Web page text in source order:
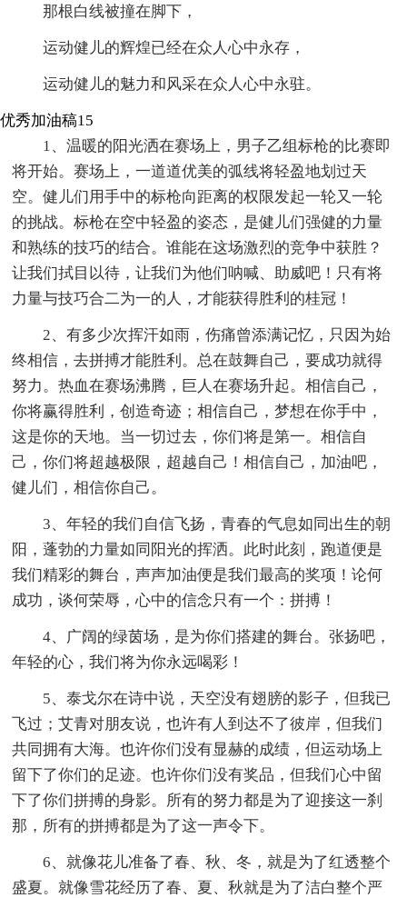
那根白线被撞在脚下，
运动健儿的辉煌已经在众人心中永存，
运动健儿的魅力和风采在众人心中永驻。
优秀加油稿15
1、温暖的阳光洒在赛场上，男子乙组标枪的比赛即
将开始。赛场上，一道道优美的弧线将轻盈地划过天
空。健儿们用手中的标枪向距离的权限发起一轮又一轮
的挑战。标枪在空中轻盈的姿态，是健儿们强健的力量
和熟练的技巧的结合。谁能在这场激烈的竞争中获胜？
让我们拭目以待，让我们为他们呐喊、助威吧！只有将
力量与技巧合二为一的人，才能获得胜利的桂冠！
2、有多少次挥汗如雨，伤痛曾添满记忆，只因为始
终相信，去拼搏才能胜利。总在鼓舞自己，要成功就得
努力。热血在赛场沸腾，巨人在赛场升起。相信自己，
你将赢得胜利，创造奇迹；相信自己，梦想在你手中，
这是你的天地。当一切过去，你们将是第一。相信自
己，你们将超越极限，超越自己！相信自己，加油吧，
健儿们，相信你自己。
3、年轻的我们自信飞扬，青春的气息如同出生的朝
阳，蓬勃的力量如同阳光的挥洒。此时此刻，跑道便是
我们精彩的舞台，声声加油便是我们最高的奖项！论何
成功，谈何荣辱，心中的信念只有一个：拼搏！
4、广阔的绿茵场，是为你们搭建的舞台。张扬吧，
年轻的心，我们将为你永远喝彩！
5、泰戈尔在诗中说，天空没有翅膀的影子，但我已
飞过；艾青对朋友说，也许有人到达不了彼岸，但我们
共同拥有大海。也许你们没有显赫的成绩，但运动场上
留下了你们的足迹。也许你们没有奖品，但我们心中留
下了你们拼搏的身影。所有的努力都是为了迎接这一刹
那，所有的拼搏都是为了这一声令下。
6、就像花儿准备了春、秋、冬，就是为了红透整个
盛夏。就像雪花经历了春、夏、秋就是为了洁白整个严